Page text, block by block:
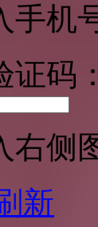
手机
证码：
右侧
新